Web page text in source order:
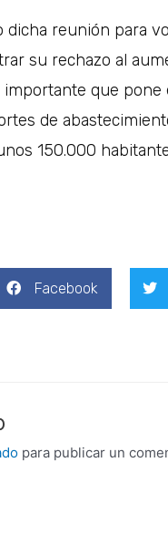
reunión para
su rechazo al
que
de
150.000
Facebook
para publicar un